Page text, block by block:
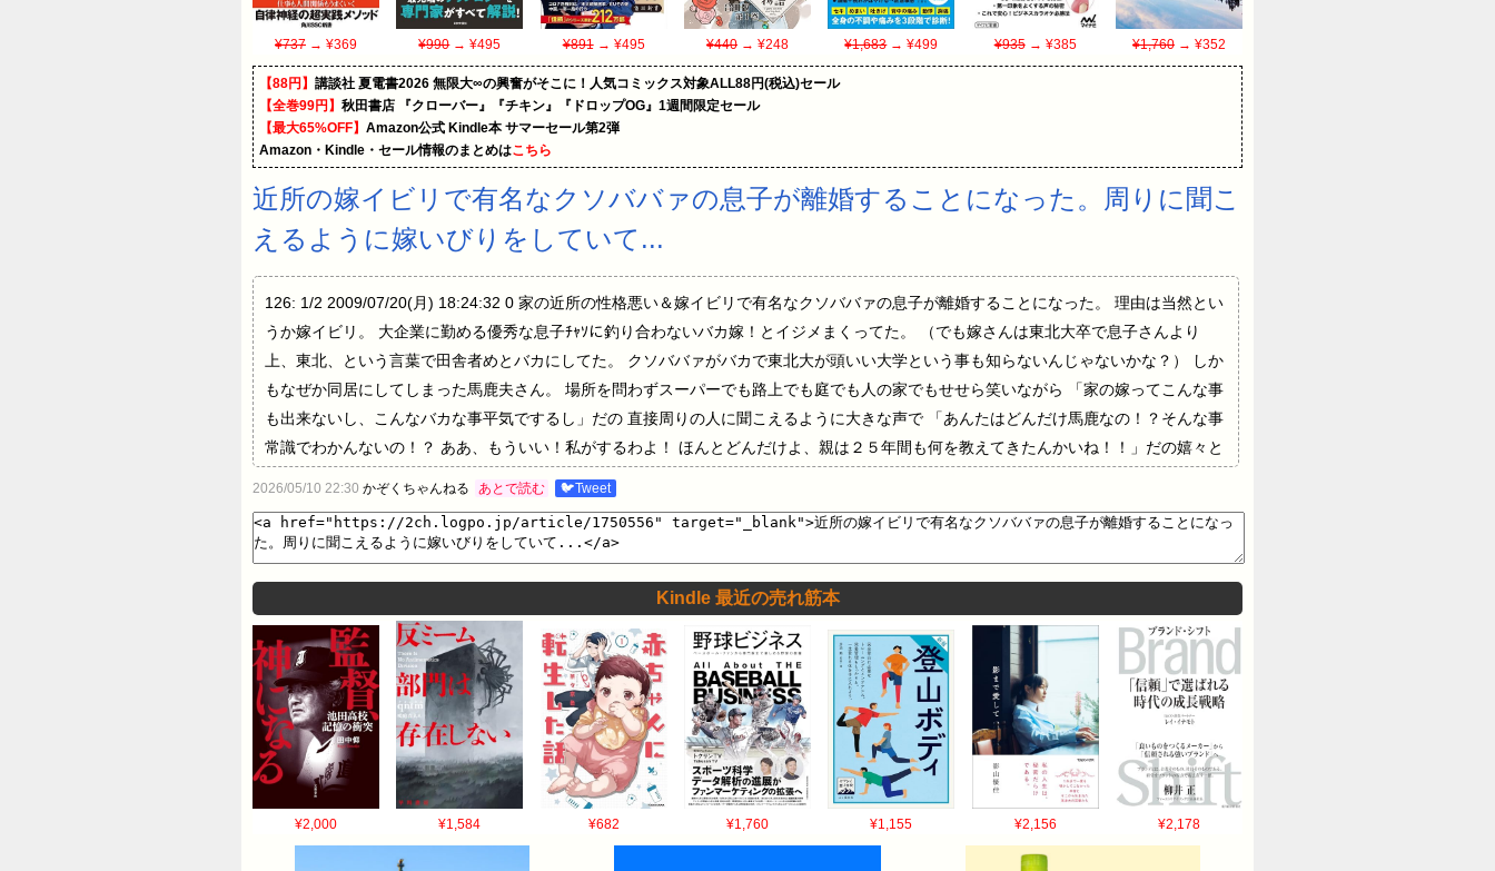
¥737 → ¥369 ¥990→ ¥495 ¥891→ ¥495 ¥440→ ¥248 ¥1,683→ ¥499 ¥935→ ¥385 ¥1,760→ ¥352
【88円】 講談社 夏電書2026 無限大∞の興奮がそこに！人気コミックス対象ALL88円(税込)セール
【全巻99円】 秋田書店 『クローバー』『チキン』『ドロップOG』1週間限定セール
【最大65%OFF】 Amazon公式 Kindle本 サマーセール第2弾
Amazon・Kindle・セール情報のまとめはこちら
近所の嫁イビリで有名なクソババァの息子が離婚することになった。周りに聞こ
えるように嫁いびりをしていて...
126: 1/2 2009/07/20(月) 18:24:32 0 家の近所の性格悪い＆嫁イビリで有名なクソババァの息子が離婚することになった。 理由は当然とい
うか嫁イビリ。 大企業に勤める優秀な息子ﾁｬｿに釣り合わないバカ嫁！とイジメまくってた。 （でも嫁さんは東北大卒で息子さんより
上、東北、という言葉で田舎者めとバカにしてた。 クソババァがバカで東北大が頭いい大学という事も知らないんじゃないかな？） しか
もなぜか同居にしてしまった馬鹿夫さん。 場所を問わずスーパーでも路上でも庭でも人の家でもせせら笑いながら 「家の嫁ってこんな事
も出来ないし、こんなバカな事平気でするし」だの 直接周りの人に聞こえるように大きな声で 「あんたはどんだけ馬鹿なの！？そんな事
常識でわかんないの！？ ああ、もういい！私がするわよ！ ほんとどんだけよ、親は２５年間も何を教えてきたんかいね！！」だの嬉々と
2026/05/10 22:30 かぞくちゃんねる あとで読む 🐦Tweet
Kindle 最近の売れ筋本
¥2,000 ¥1,584 ¥682 ¥1,760 ¥1,155 ¥2,156 ¥2,178